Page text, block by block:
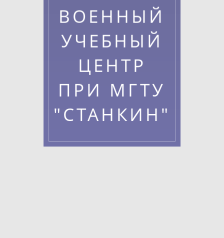
ВОЕННЫЙ
УЧЕБНЫЙ
ЦЕНТР
ПРИ МГТУ
"СТАНКИН"